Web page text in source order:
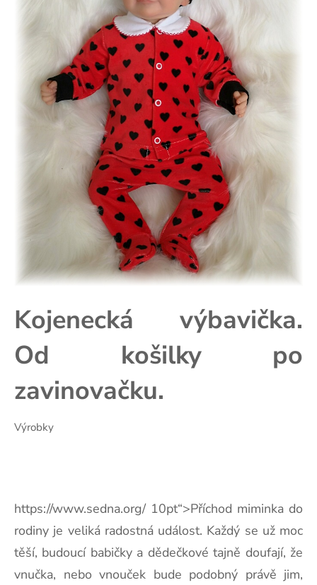
Kojenecká výbavička.
Od košilky po
zavinovačku.
Výrobky
https://www.sedna.org/ 10pt“>Příchod miminka do
rodiny je veliká radostná událost. Každý se už moc
těší, budoucí babičky a dědečkové tajně doufají, že
vnučka, nebo vnouček bude podobný právě jim,